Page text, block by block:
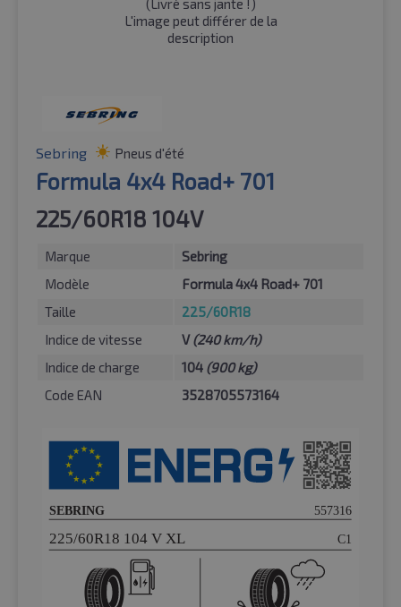
(Livré sans jante !)
L'image peut différer de la
description
Sebring Pneus d'été
Formula 4x4 Road+ 701
225/60R18 104V
Marque
Sebring
Modèle
Formula 4x4 Road+ 701
Taille
225/60R18
Indice de vitesse
V(240 km/h)
Indice de charge
104 (900 kg)
Code EAN
3528705573164